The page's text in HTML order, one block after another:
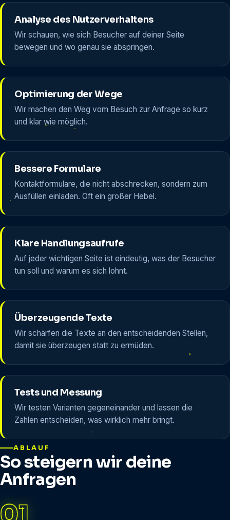
Analyse des Nutzerverhaltens
Wir schauen, wie sich Besucher auf deiner Seite
bewegen und wo genau sie abspringen.
Optimierung der Wege
Wir machen den Weg vom Besuch zur Anfrage so kurz
und klar wie möglich.
Bessere Formulare
Kontaktformulare, die nicht abschrecken, sondern zum
Ausfüllen einladen. Oft ein großer Hebel.
Klare Handlungsaufrufe
Auf jeder wichtigen Seite ist eindeutig, was der Besucher
tun soll und warum es sich lohnt.
Überzeugende Texte
Wir schärfen die Texte an den entscheidenden Stellen,
damit sie überzeugen statt zu ermüden.
Tests und Messung
Wir testen Varianten gegeneinander und lassen die
Zahlen entscheiden, was wirklich mehr bringt.
ABLAUF
So steigern wir deine
Anfragen